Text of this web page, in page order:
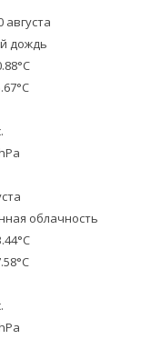
дождь
облачность